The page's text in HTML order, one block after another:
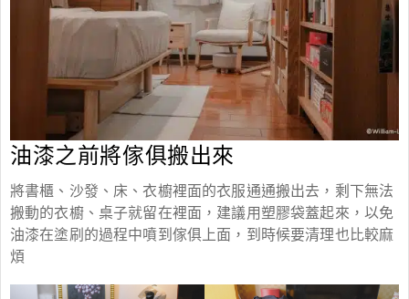
油漆之前將傢俱搬出來
將書櫃、沙發、床、衣櫥裡面的衣服通通搬出去，剩下無法
搬動的衣櫥、桌子就留在裡面，建議用塑膠袋蓋起來，以免
油漆在塗刷的過程中噴到傢俱上面，到時候要清理也比較麻
煩